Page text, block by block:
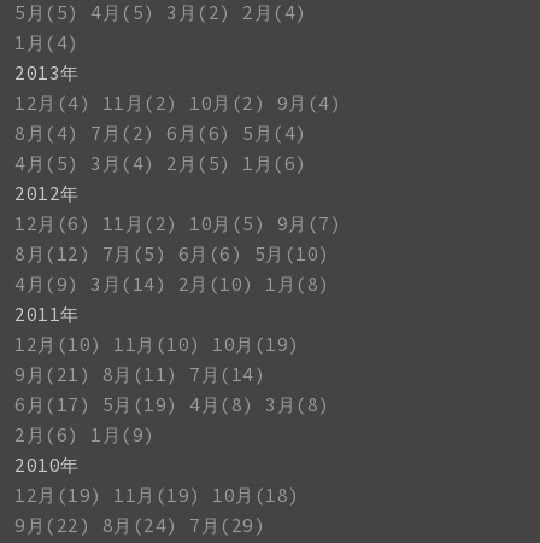
5月(5)
4月(5) 3月(2)
2月(4)
1月(4)
2013年
12月(4)
11月(2) 10月(2)
9月(4)
8月(4)
7月(2) 6月(6)
5月(4)
4月(5)
3月(4) 2月(5)
1月(6)
2012年
12月(6)
11月(2) 10月(5)
9月(7)
8月(12)
7月(5) 6月(6)
5月(10)
4月(9)
3月(14) 2月(10)
1月(8)
2011年
12月(10)
11月(10)
10月(19)
9月(21)
8月(11)
7月(14)
6月(17)
5月(19) 4月(8)
3月(8)
2月(6)
1月(9)
2010年
12月(19)
11月(19)
10月(18)
9月(22)
8月(24)
7月(29)